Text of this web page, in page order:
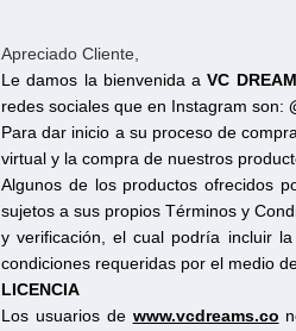
Apreciado Cliente,
Le damos la bienvenida aVC
redes sociales que en Instagram son:
Para dar inicio a su proceso de
virtual y la compra de nuestros
Algunos de los productos ofrecidos
sujetos a sus propios Términos y
y verificación, el cual podría incluir
condiciones requeridas por el medio
LICENCIA
Los usuarios de www.vcdreams.co